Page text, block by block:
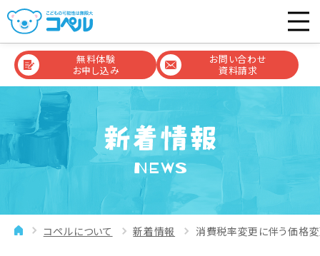
無料体験
お申し込み
お問い合わせ
資料請求
NEWS
コペルについて 新着情報 消費税率変更に伴う価格